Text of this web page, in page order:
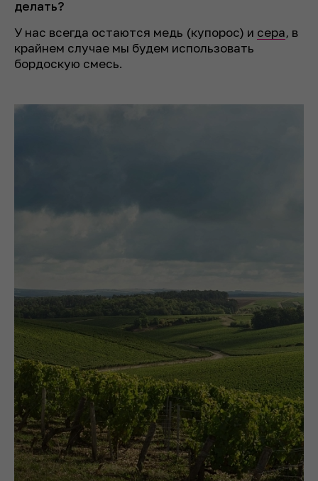
делать?
У нас всегда остаются медь (купорос) и сера, в
крайнем случае мы будем использовать
бордоскую смесь.